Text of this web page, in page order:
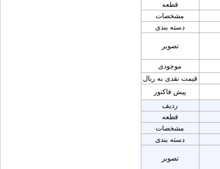
قطعه
مشخصات
دسته بندی
تصویر
موجودی
قیمت نقدی به ریال
پیش فاکتور
ردیف
قطعه
مشخصات
دسته بندی
تصویر